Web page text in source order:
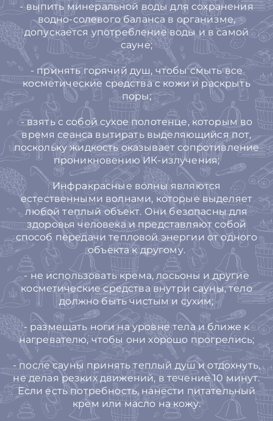
- выпить минеральной воды для сохранения
водно-солевого баланса в организме,
допускается употребление воды и в самой
сауне;
- принять горячий душ, чтобы смыть все
косметические средства с кожи и раскрыть
поры;
- взять с собой сухое полотенце, которым во
время сеанса вытирать выделяющийся пот,
поскольку жидкость оказывает сопротивление
проникновению ИК-излучения;
Инфракрасные волны являются
естественными волнами, которые выделяет
любой теплый объект. Они безопасны для
здоровья человека и представляют собой
способ передачи тепловой энергии от одного
объекта к другому.
- не использовать крема, лосьоны и другие
косметические средства внутри сауны, тело
должно быть чистым и сухим;
- размещать ноги на уровне тела и ближе к
нагревателю, чтобы они хорошо прогрелись;
- после сауны принять теплый душ и отдохнуть,
не делая резких движений, в течение 10 минут.
Если есть потребность, нанести питательный
крем или масло на кожу.